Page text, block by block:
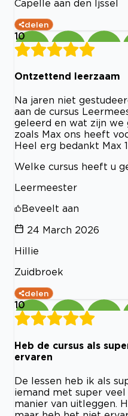
Capelle aan den Ijssel
delen
10
Ontzettend leerzaam
Na jaren niet
aan de cursus
geleerd en wat zijn we
zoals Max ons heeft
Heel erg bedankt Max
Welke cursus heeft u
Leermeester
Beveelt aan
24 March 2026
Hillie
Zuidbroek
delen
10
Heb de cursus als
ervaren
De lessen heb ik als
iemand met super
manier van uitleggen.